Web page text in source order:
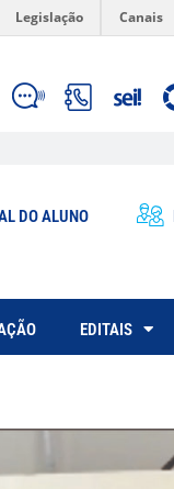
Legislação Canais
DO ALUNO
EDITAIS